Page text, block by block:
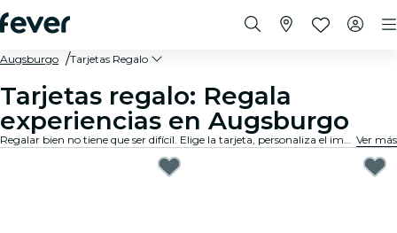
Augsburgo Tarjetas Regalo
Tarjetas regalo: Regala
experiencias en Augsburgo
Regalar bien no tiene que ser difícil. Elige la tarjeta, personaliza el importe y regala una experiencia que de verdad van a recordar. Rápido, flexible y sin margen de error. Ver más